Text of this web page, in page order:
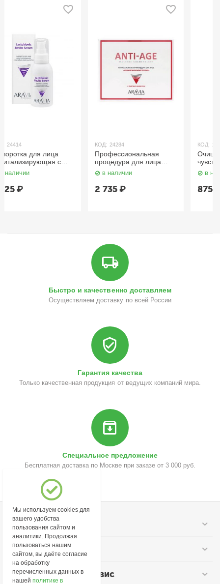
КОД:
Профессиональная
процедура для лица
косметология» / Anti-
Age, 150 мл x 3 Aravia
в наличии
2 735
КОД:
Очищающий гель для
чувствительной кожи,
покраснениям и
куперозу 250 мл Aravia
в наличии
875
Быстро и качественно доставляем
Осуществляем доставку по всей России
Гарантия качества
Только качественная продукция от ведущих компаний мира.
Специальное предложение
Бесплатная доставка по Москве при заказе от 3 000 руб.
Моя учетная запись
Информация
Покупательский сервис
Мы используем cookies для
вашего удобства
пользования сайтом и
аналитики. Продолжая
пользоваться нашим
сайтом, вы даёте согласие
на обработку
перечисленных данных в
нашейполитике в